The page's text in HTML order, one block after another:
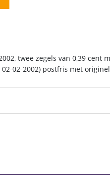
twee zegels van 0,39 cent
02-2002) postfris met